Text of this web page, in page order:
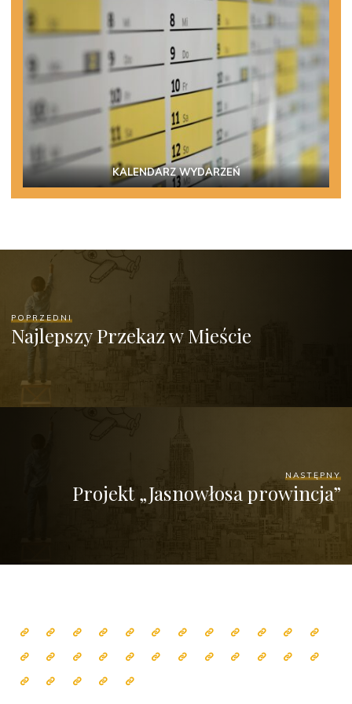
KALENDARZ WYDARZEŃ
POPRZEDNI
Najlepszy Przekaz w Mieście
NASTĘPNY
Projekt „Jasnowłosa prowincja”